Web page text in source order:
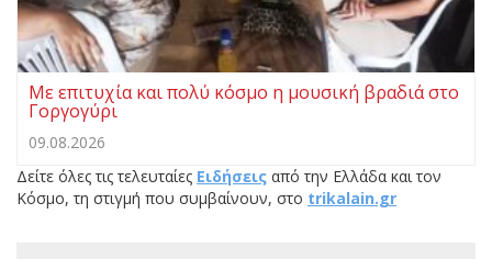
Με επιτυχία και πολύ κόσμο η μουσική βραδιά στο
Γοργογύρι
09.08.2026
Δείτε όλες τις τελευταίες Ειδήσεις από την Ελλάδα και τον
Κόσμο, τη στιγμή που συμβαίνουν, στο trikalain.gr